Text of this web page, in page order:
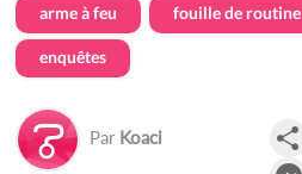
arme à feu fouille de routine
enquêtes
Par Koaci